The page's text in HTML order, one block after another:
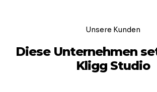
Unsere Kunden
Diese Unternehmen
Kligg Studio